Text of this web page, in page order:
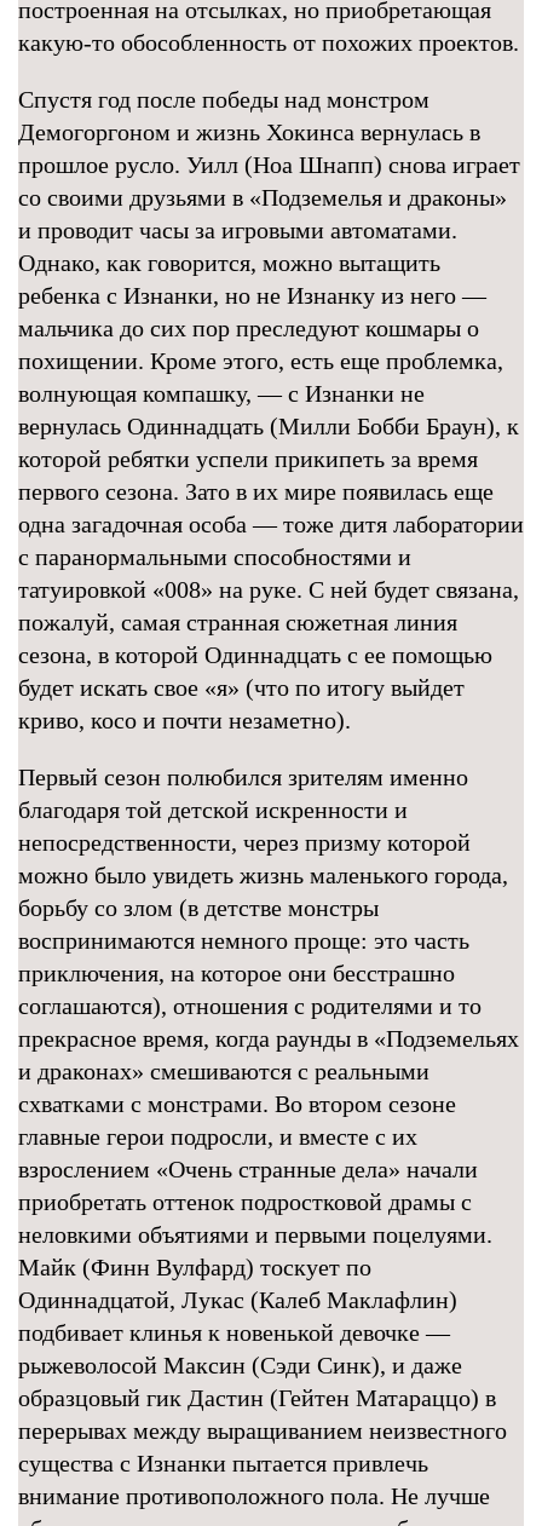
построенная на отсылках, но приобретающая
какую-то обособленность от похожих проектов.
Спустя год после победы над монстром
Демогоргоном и жизнь Хокинса вернулась в
прошлое русло. Уилл (Ноа Шнапп) снова играет
со своими друзьями в «Подземелья и драконы»
и проводит часы за игровыми автоматами.
Однако, как говорится, можно вытащить
ребенка с Изнанки, но не Изнанку из него —
мальчика до сих пор преследуют кошмары о
похищении. Кроме этого, есть еще проблемка,
волнующая компашку, — с Изнанки не
вернулась Одиннадцать (Милли Бобби Браун), к
которой ребятки успели прикипеть за время
первого сезона. Зато в их мире появилась еще
одна загадочная особа — тоже дитя лаборатории
с паранормальными способностями и
татуировкой «008» на руке. С ней будет связана,
пожалуй, самая странная сюжетная линия
сезона, в которой Одиннадцать с ее помощью
будет искать свое «я» (что по итогу выйдет
криво, косо и почти незаметно).
Первый сезон полюбился зрителям именно
благодаря той детской искренности и
непосредственности, через призму которой
можно было увидеть жизнь маленького города,
борьбу со злом (в детстве монстры
воспринимаются немного проще: это часть
приключения, на которое они бесстрашно
соглашаются), отношения с родителями и то
прекрасное время, когда раунды в «Подземельях
и драконах» смешиваются с реальными
схватками с монстрами. Во втором сезоне
главные герои подросли, и вместе с их
взрослением «Очень странные дела» начали
приобретать оттенок подростковой драмы с
неловкими объятиями и первыми поцелуями.
Майк (Финн Вулфард) тоскует по
Одиннадцатой, Лукас (Калеб Маклафлин)
подбивает клинья к новенькой девочке —
рыжеволосой Максин (Сэди Синк), и даже
образцовый гик Дастин (Гейтен Матараццо) в
перерывах между выращиванием неизвестного
существа с Изнанки пытается привлечь
внимание противоположного пола. Не лучше